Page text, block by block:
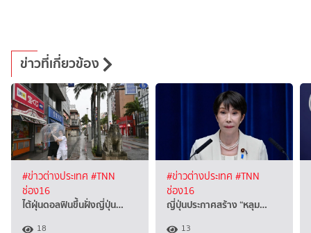
ข่าวที่เกี่ยวข้อง
#ข่าวต่างประเทศ #TNN
ช่อง16
ไต้ฝุ่นดอลฟินขึ้นฝั่งญี่ปุ่น…
18
#ข่าวต่างประเทศ #TNN
ช่อง16
ญี่ปุ่นประกาศสร้าง “หลุม…
13